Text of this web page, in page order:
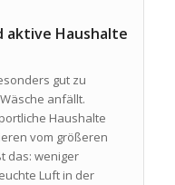
aktive Haushalte
gut zu
anfällt.
Haushalte
vom größeren
das: weniger
Luft in der